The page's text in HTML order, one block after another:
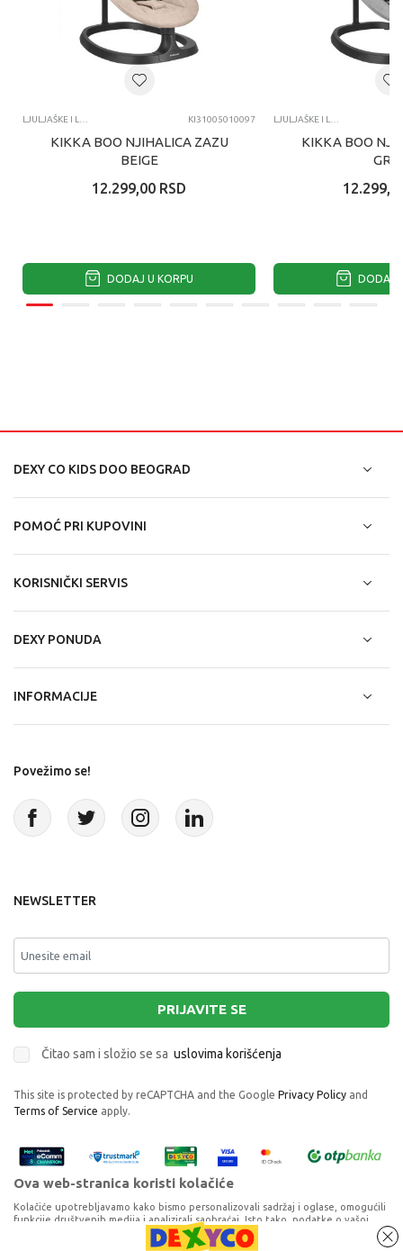
LJULJAŠKE I LEŽALJKE KI31005010097
KIKKA BOO NJIHALICA ZAZU
BEIGE
12.299,00 RSD
DODAJ U KORPU
LJULJAŠKE I LEŽALJKE
KIKKA BOO
DODAJ
DEXY CO KIDS DOO BEOGRAD
POMOĆ PRI KUPOVINI
KORISNIČKI SERVIS
DEXY PONUDA
INFORMACIJE
Povežimo se!
NEWSLETTER
PRIJAVITE SE
Čitao sam i složio se sa uslovima korišćenja
This site is protected by reCAPTCHA and the Google Privacy Policy and
Terms of Service apply.
Ova web-stranica koristi kolačiće
Kolačiće upotrebljavamo kako bismo personalizovali sadržaj i oglase, omogućili
funkcije društvenih medija i analizirali saobraćaj. Isto tako, podatke o vašoj
upotrebi naše web-lokacije delimo s partnerima za društvene medije,
oglašavanje i analizu, a oni ih mogu kombinovati s drugim podacima koje ste im